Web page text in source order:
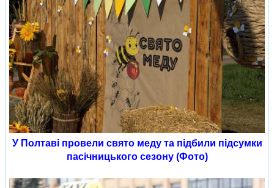
У Полтаві провели свято меду та підбили підсумки
пасічницького сезону (Фото)